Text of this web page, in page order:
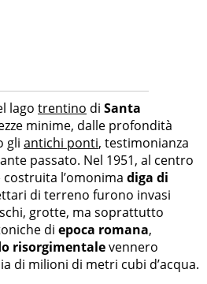
lago trentino di Santa
minime, dalle profondità
gli antichi ponti, testimonianza
passato. Nel 1951, al centro
costruita l’omonima diga di
di terreno furono invasi
grotte, ma soprattutto
di epoca romana,
risorgimentalevennero
di milioni di metri cubi d’acqua.